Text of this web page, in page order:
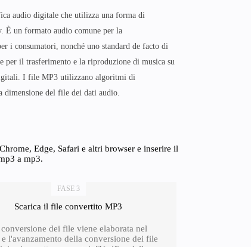
audio digitale che utilizza una forma di
È un formato audio comune per la
i consumatori, nonché uno standard de facto di
per il trasferimento e la riproduzione di musica su
I file MP3 utilizzano algoritmi di
dimensione del file dei dati audio.
Edge, Safari e altri browser e inserire il
a mp3.
FASE 3
Scarica il file convertito MP3
dei file viene elaborata nel
l'avanzamento della conversione dei file